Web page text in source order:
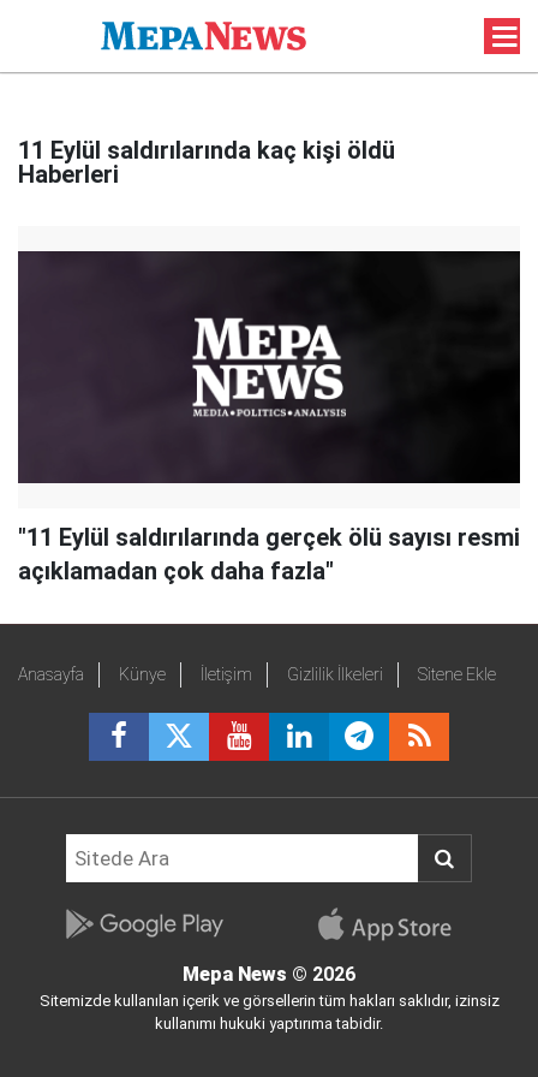
11 Eylül saldırılarında kaç kişi öldü
Haberleri
"11 Eylül saldırılarında gerçek ölü sayısı resmi
açıklamadan çok daha fazla"
Anasayfa Künye İletişim Gizlilik İlkeleri Sitene Ekle
Mepa News © 2026
Sitemizde kullanılan içerik ve görsellerin tüm hakları saklıdır, izinsiz
kullanımı hukuki yaptırıma tabidir.